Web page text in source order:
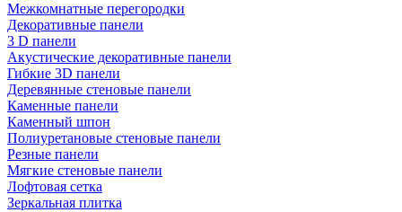
Межкомнатные перегородки
Декоративные панели
3 D панели
Акустические декоративные панели
Гибкие 3D панели
Деревянные стеновые панели
Каменные панели
Каменный шпон
Полиуретановые стеновые панели
Резные панели
Мягкие стеновые панели
Лофтовая сетка
Зеркальная плитка